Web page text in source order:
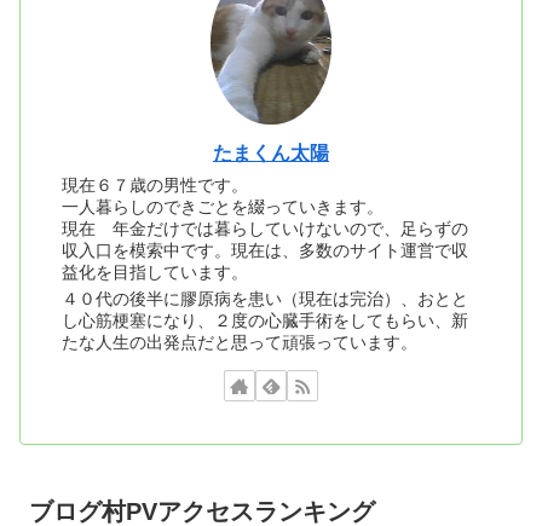
たまくん太陽
現在６７歳の男性です。
一人暮らしのできごとを綴っていきます。
現在 年金だけでは暮らしていけないので、足らずの
収入口を模索中です。現在は、多数のサイト運営で収
益化を目指しています。
４０代の後半に膠原病を患い（現在は完治）、おとと
し心筋梗塞になり、２度の心臓手術をしてもらい、新
たな人生の出発点だと思って頑張っています。
ブログ村PVアクセスランキング